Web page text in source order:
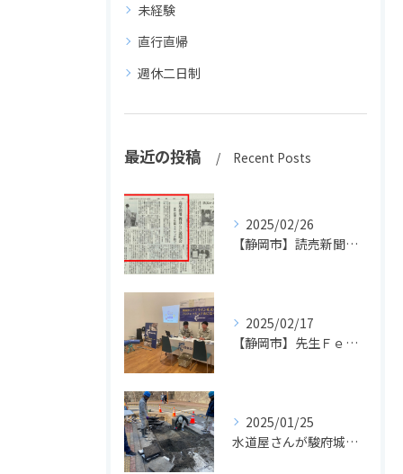
未経験
直行直帰
週休二日制
最近の投稿 Recent Posts
2025/02/26
【静岡市】読売新聞に掲載されました！長島設備の高卒採用活動
2025/02/17
【静岡市】先生Ｆｅｓで先生方に配管体験＆ドローンを実施しました！
2025/01/25
水道屋さんが駿府城で文化財発見！